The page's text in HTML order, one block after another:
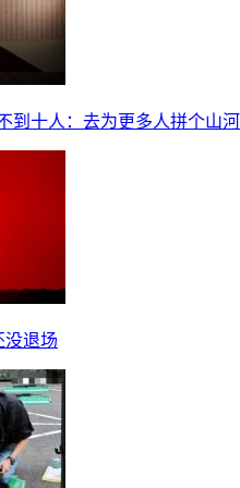
到十人：去为更多人拼个山
没退场